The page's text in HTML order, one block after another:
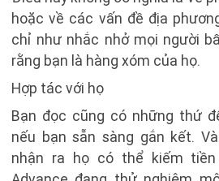
hoặc về các vấn đề địa
chỉ như nhắc nhở mọi người
rằng bạn là hàng xóm của họ.
Hợp tác với họ
Bạn đọc cũng có những thứ
nếu bạn sẵn sàng gắn kết.
nhận ra họ có thể kiếm